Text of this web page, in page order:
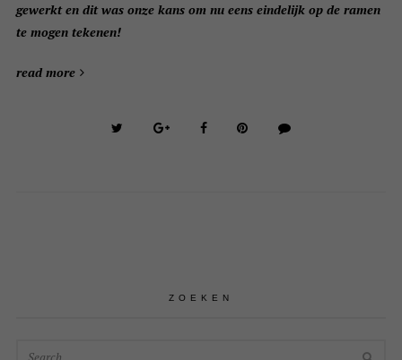
gewerkt en dit was onze kans om nu eens eindelijk op de ramen
te mogen tekenen!
read more
ZOEKEN